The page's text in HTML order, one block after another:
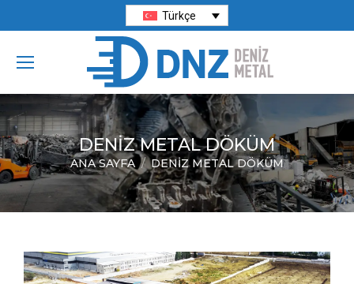
Türkçe
DENIZ METAL DÖKÜM
You are here:
ANA SAYFA DENIZ METAL DÖKÜM